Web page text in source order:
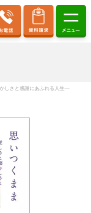
しさと感謝にあふれる人生―